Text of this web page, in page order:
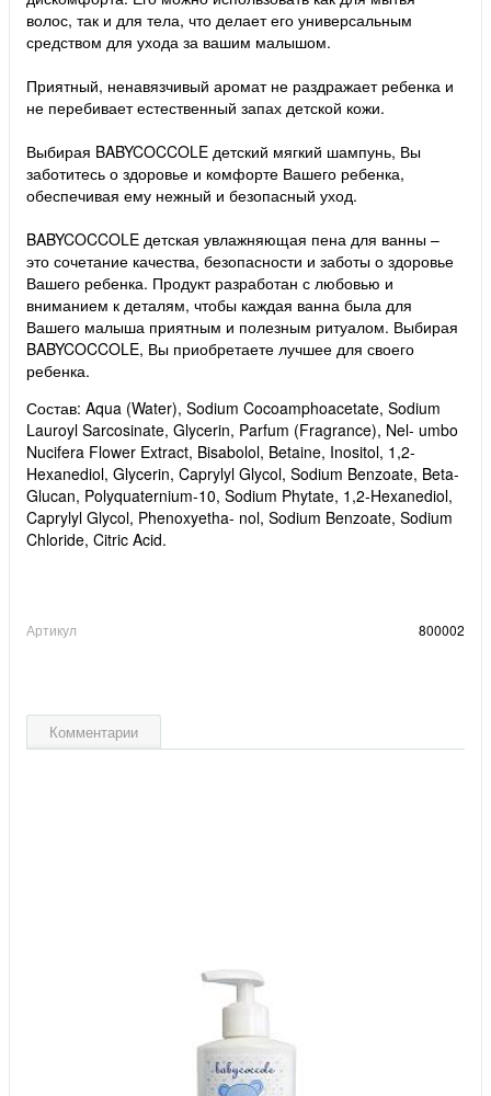
волос, так и для тела, что делает его универсальным
средством для ухода за вашим малышом.
Приятный, ненавязчивый аромат не раздражает ребенка и
не перебивает естественный запах детской кожи.
Выбирая BABYCOCCOLE детский мягкий шампунь, Вы
заботитесь о здоровье и комфорте Вашего ребенка,
обеспечивая ему нежный и безопасный уход.
BABYCOCCOLE детская увлажняющая пена для ванны –
это сочетание качества, безопасности и заботы о здоровье
Вашего ребенка. Продукт разработан с любовью и
вниманием к деталям, чтобы каждая ванна была для
Вашего малыша приятным и полезным ритуалом. Выбирая
BABYCOCCOLE, Вы приобретаете лучшее для своего
ребенка.
Состав: Aqua (Water), Sodium Cocoamphoacetate, Sodium
Lauroyl Sarcosinate, Glycerin, Parfum (Fragrance), Nel- umbo
Nucifera Flower Extract, Bisabolol, Betaine, Inositol, 1,2-
Hexanediol, Glycerin, Caprylyl Glycol, Sodium Benzoate, Beta-
Glucan, Polyquaternium-10, Sodium Phytate, 1,2-Hexanediol,
Caprylyl Glycol, Phenoxyetha- nol, Sodium Benzoate, Sodium
Chloride, Citric Acid.
Артикул 800002
Комментарии